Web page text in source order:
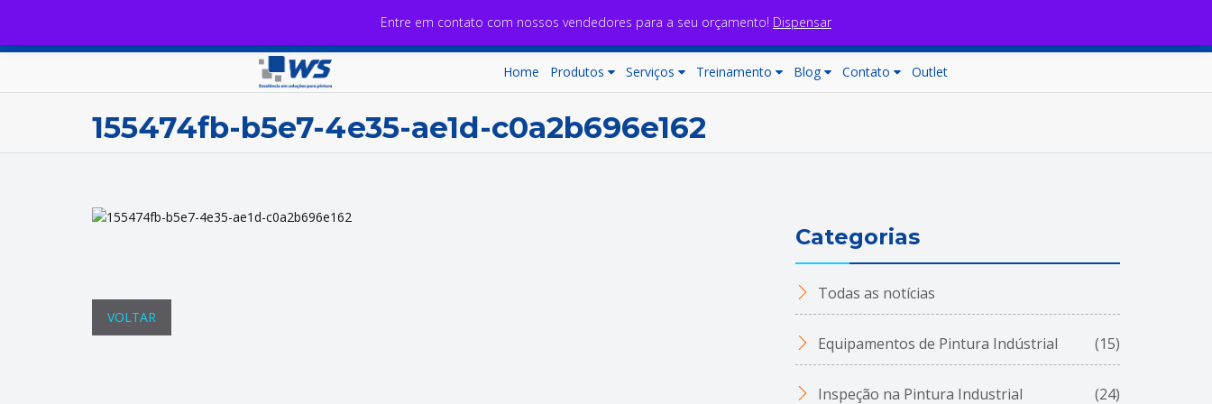
Home Produtos Serviços Treinamento Blog Contato Outlet
155474fb-b5e7-4e35-ae1d-c0a2b696e162
VOLTAR
Categorias
Todas as notícias
Equipamentos de Pintura Indústrial (15)
Inspeção na Pintura Industrial (24)
Entre em contato com nossos vendedores para a seu orçamento! Dispensar